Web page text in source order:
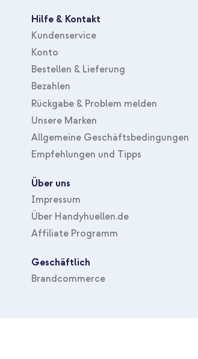
Schutz
Hilfe & Kontakt
Kundenservice
Konto
Bestellen & Lieferung
Bezahlen
Rückgabe & Problem melden
Unsere Marken
Allgemeine Geschäftsbedingungen
Empfehlungen und Tipps
Über uns
Impressum
Über Handyhuellen.de
Affiliate Programm
Geschäftlich
Brandcommerce